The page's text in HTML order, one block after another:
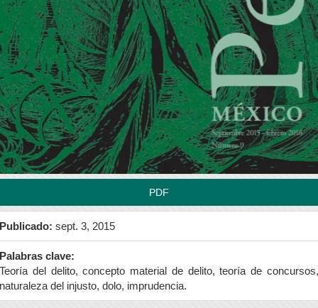
PDF
Publicado: sept. 3, 2015
Palabras clave:
Teoría del delito, concepto material de delito, teoría de concursos,
naturaleza del injusto, dolo, imprudencia.